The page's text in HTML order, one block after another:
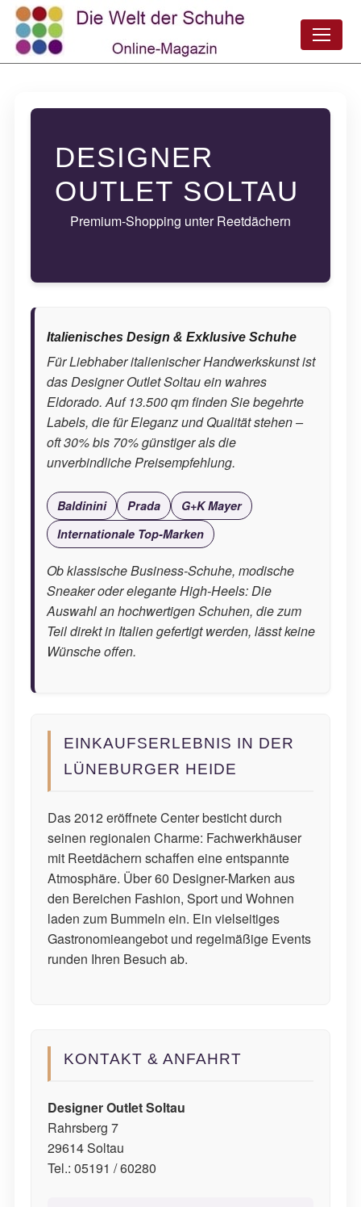
DESIGNER
OUTLET SOLTAU
Premium-Shopping unter Reetdächern
Italienisches Design & Exklusive Schuhe
Für Liebhaber italienischer Handwerkskunst ist
das Designer Outlet Soltau ein wahres
Eldorado. Auf 13.500 qm finden Sie begehrte
Labels, die für Eleganz und Qualität stehen –
oft 30% bis 70% günstiger als die
unverbindliche Preisempfehlung.
Baldinini Prada
G+K Mayer
Internationale Top-Marken
Ob klassische Business-Schuhe, modische
Sneaker oder elegante High-Heels: Die
Auswahl an hochwertigen Schuhen, die zum
Teil direkt in Italien gefertigt werden, lässt keine
Wünsche offen.
EINKAUFSERLEBNIS IN DER
LÜNEBURGER HEIDE
Das 2012 eröffnete Center besticht durch
seinen regionalen Charme: Fachwerkhäuser
mit Reetdächern schaffen eine entspannte
Atmosphäre. Über 60 Designer-Marken aus
den Bereichen Fashion, Sport und Wohnen
laden zum Bummeln ein. Ein vielseitiges
Gastronomieangebot und regelmäßige Events
runden Ihren Besuch ab.
KONTAKT & ANFAHRT
Designer Outlet Soltau
Rahrsberg 7
29614 Soltau
Tel.: 05191 / 60280